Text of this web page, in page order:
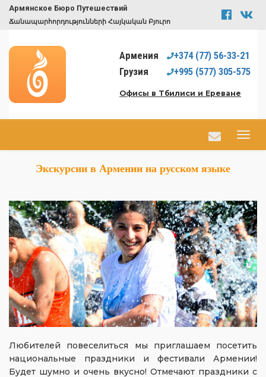
Армянское Бюро Путешествий
Ճանապարհորդությունների Հայկական Բյուրո
Армения +374 (77) 56-33-21
Грузия
+995 (577) 305-575
Офисы в Тбилиси и Ереване
Экскурсии в Армении на русском языке
Любителей повеселиться мы приглашаем посетить
национальные праздники и фестивали Армении!
Будет шумно и очень вкусно! Отмечают праздники с